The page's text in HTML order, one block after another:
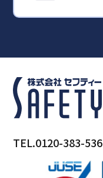
TEL.0120-383-536